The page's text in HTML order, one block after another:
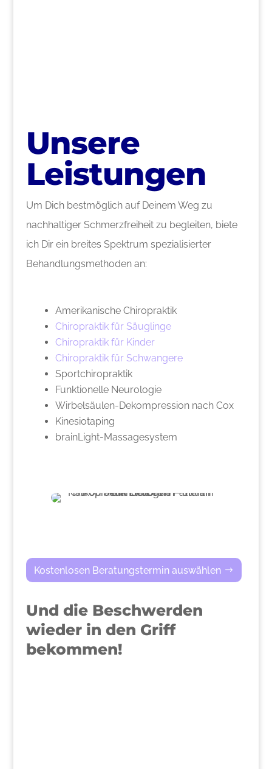
Unsere
Leistungen
Um Dich bestmöglich auf Deinem Weg zu
nachhaltiger Schmerzfreiheit zu begleiten, biete
ich Dir ein breites Spektrum spezialisierter
Behandlungsmethoden an:
Amerikanische Chiropraktik
Chiropraktik für Säuglinge
Chiropraktik für Kinder
Chiropraktik für Schwangere
Sportchiropraktik
Funktionelle Neurologie
Wirbelsäulen-Dekompression nach Cox
Kinesiotaping
brainLight-Massagesystem
Kostenlosen Beratungstermin auswählen
Und die Beschwerden
wieder in den Griff
bekommen!